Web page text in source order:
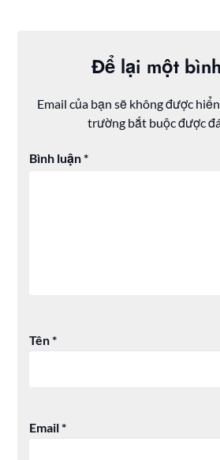
Để lại một
Email của bạn sẽ không được
trường bắt buộc được
Bình luận*
Tên*
Email*